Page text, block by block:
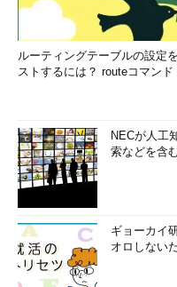
ルーティングテーブルの設定
ストするには？ routeコマンド
NECが人工
索などを含
ギョーカイ
オロしない